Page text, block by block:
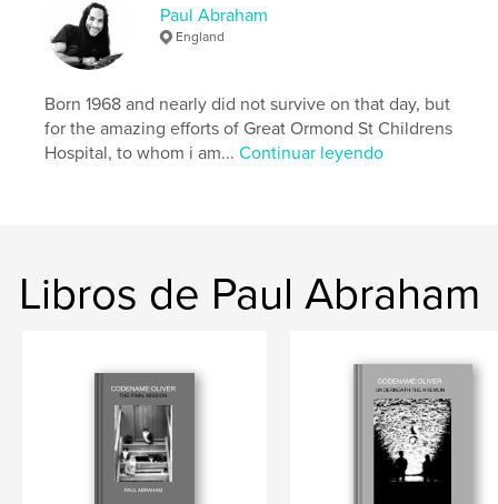
adventure spy , mystery
Paul Abraham
England
Born 1968 and nearly did not survive on that day, but
for the amazing efforts of Great Ormond St Childrens
Hospital, to whom i am...Continuar leyendo
Libros de Paul Abraham